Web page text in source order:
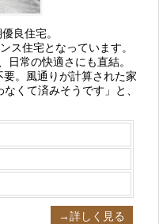
良住宅。
ス住宅となっています。
日常の快適さにも直結。
要。風通りが計算された家
くて済みそうです」と、
→詳しく見る